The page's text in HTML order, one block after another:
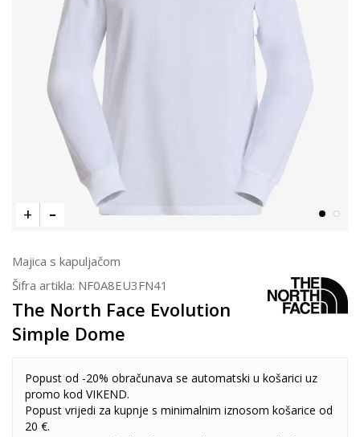
Majica s kapuljačom
Šifra artikla: NF0A8EU3FN41
The North Face Evolution
Simple Dome
Popust od -20% obračunava se automatski u košarici uz
promo kod VIKEND.
Popust vrijedi za kupnje s minimalnim iznosom košarice od
20 €.